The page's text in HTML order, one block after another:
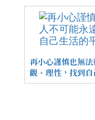
再小心謹慎也無
觀、理性，找到自